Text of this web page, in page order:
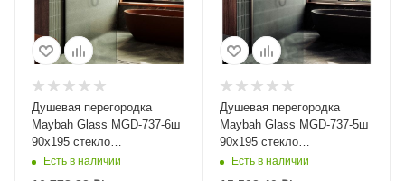
Душевая перегородка
Maybah Glass MGD-737-6ш
90х195 стекло
тонированное профиль
Есть в наличии
Душевая перегородка
Maybah Glass MGD-737-5ш
90х195 стекло
тонированное профиль
Есть в наличии